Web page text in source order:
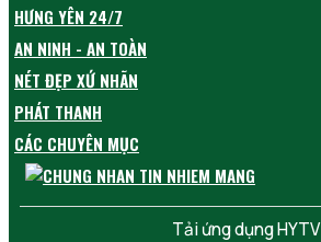
HƯNG YÊN 24/7
AN NINH - AN TOÀN
NÉT ĐẸP XỨ NHÃN
PHÁT THANH
CÁC CHUYÊN MỤC
Tải ứng dụng HYTV